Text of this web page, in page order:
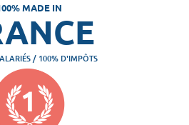
MADE IN
/ 100% D'IMPÔTS